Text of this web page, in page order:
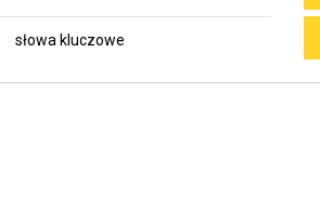
słowa kluczowe